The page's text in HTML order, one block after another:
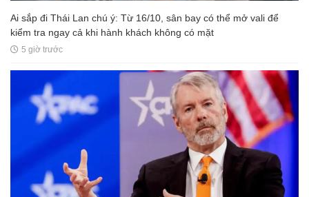
Ai sắp đi Thái Lan chú ý: Từ 16/10, sân bay có thể mở vali để
kiểm tra ngay cả khi hành khách không có mặt
5 giờ trước